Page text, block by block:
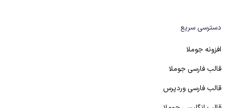
دسترسی سریع
افزونه جوملا
قالب فارسی جوملا
قالب فارسی وردپرس